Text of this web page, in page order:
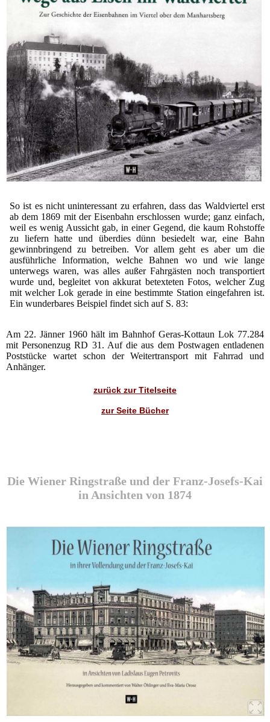
So ist es nicht uninteressant zu erfahren, dass das Waldviertel erst
ab dem 1869 mit der Eisenbahn erschlossen wurde; ganz einfach,
weil es wenig Aussicht gab, in einer Gegend, die kaum Rohstoffe
zu liefern hatte und überdies dünn besiedelt war, eine Bahn
gewinnbringend zu betreiben. Vor allem geht es aber um die
ausführliche Information, welche Bahnen wo und wie lange
unterwegs waren, was alles außer Fahrgästen noch transportiert
wurde und, begleitet von akkurat betexteten Fotos, welcher Zug
mit welcher Lok gerade in eine bestimmte Station eingefahren ist.
Ein wunderbares Beispiel findet sich auf S. 83:
Am 22. Jänner 1960 hält im Bahnhof Geras-Kottaun Lok 77.284
mit Personenzug RD 31. Auf die aus dem Postwagen entladenen
Poststücke wartet schon der Weitertransport mit Fahrrad und
Anhänger.
zurück zur Titelseite
zur Seite Bücher
Die Wiener Ringstraße und der Franz-Josefs-Kai
in Ansichten von 1874